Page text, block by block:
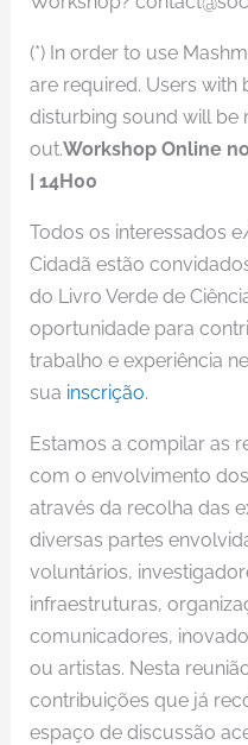
(*) In order to use
are required. Users with
disturbing sound will be
out.Workshop Online
| 14H00
Todos os interessados
Cidadã estão
do Livro Verde de
oportunidade para
trabalho e experiência
sua inscrição.
Estamos a compilar as
com o envolvimento
através da recolha das
diversas partes
voluntários,
infraestruturas,
comunicadores,
ou artistas. Nesta
contribuições que já
espaço de discussão